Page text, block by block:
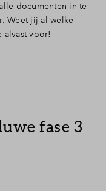
documenten in te
Weet jij al welke
voor!
fase 3